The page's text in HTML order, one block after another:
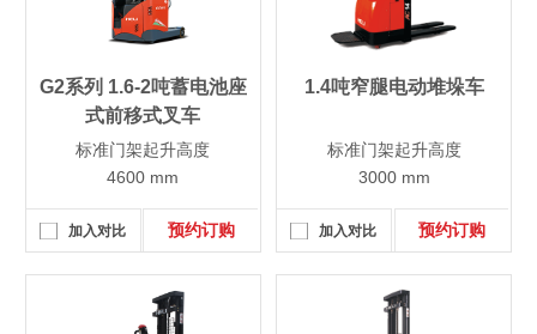
G2系列 1.6-2吨蓄电池座
式前移式叉车
标准门架起升高度
4600 mm
加入对比 预约订购
1.4吨窄腿电动堆垛车
标准门架起升高度
3000 mm
加入对比 预约订购